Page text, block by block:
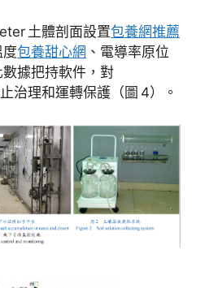
土體剖面設置包養網推薦
度包養甜心網 、電導率原位
據把持軟件，對
治理和運轉保護（圖 4）。